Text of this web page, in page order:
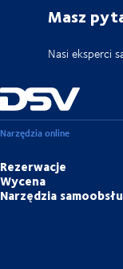
Masz
Nasi eksperci
Narzędzia online
Rezerwacje
Wycena
Narzędzia